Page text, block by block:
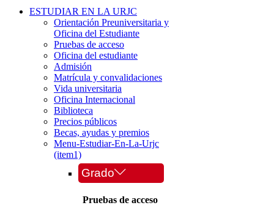
ESTUDIAR EN LA URJC
Orientación Preuniversitaria y
Oficina del Estudiante
Pruebas de acceso
Oficina del estudiante
Admisión
Matrícula y convalidaciones
Vida universitaria
Oficina Internacional
Biblioteca
Precios públicos
Becas, ayudas y premios
Menu-Estudiar-En-La-Urjc
(item1)
Grado
Pruebas de acceso